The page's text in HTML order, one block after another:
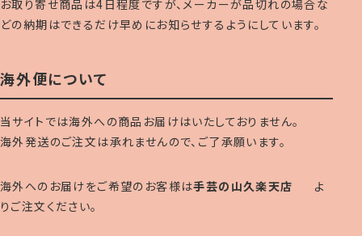
お取り寄せ商品は4日程度ですが、メーカーが品切れの場合な
どの納期はできるだけ早めにお知らせするようにしています。
海外便について
当サイトでは海外への商品お届けはいたしておりません。
海外発送のご注文は承れませんので、ご了承願います。
海外へのお届けをご希望のお客様は手芸の山久楽天店
よ
りご注文ください。